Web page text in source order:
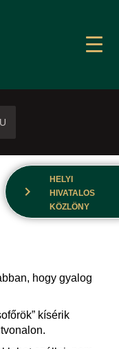
chevron_right
HELYI
HIVATALOS
KÖZLÖNY
hogy gyalog
kísérik